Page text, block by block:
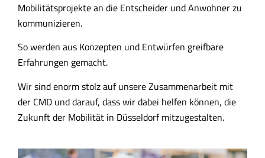
Mobilitätsprojekte an die Entscheider und Anwohner zu
kommunizieren.
So werden aus Konzepten und Entwürfen greifbare
Erfahrungen gemacht.
Wir sind enorm stolz auf unsere Zusammenarbeit mit
der CMD und darauf, dass wir dabei helfen können, die
Zukunft der Mobilität in Düsseldorf mitzugestalten.